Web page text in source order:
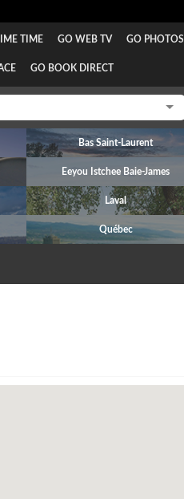
TIME GO WEB TV GO PHOTOS
GO BOOK DIRECT
Bas Saint-Laurent
Eeyou Istchee Baie-James
Laval
Québec